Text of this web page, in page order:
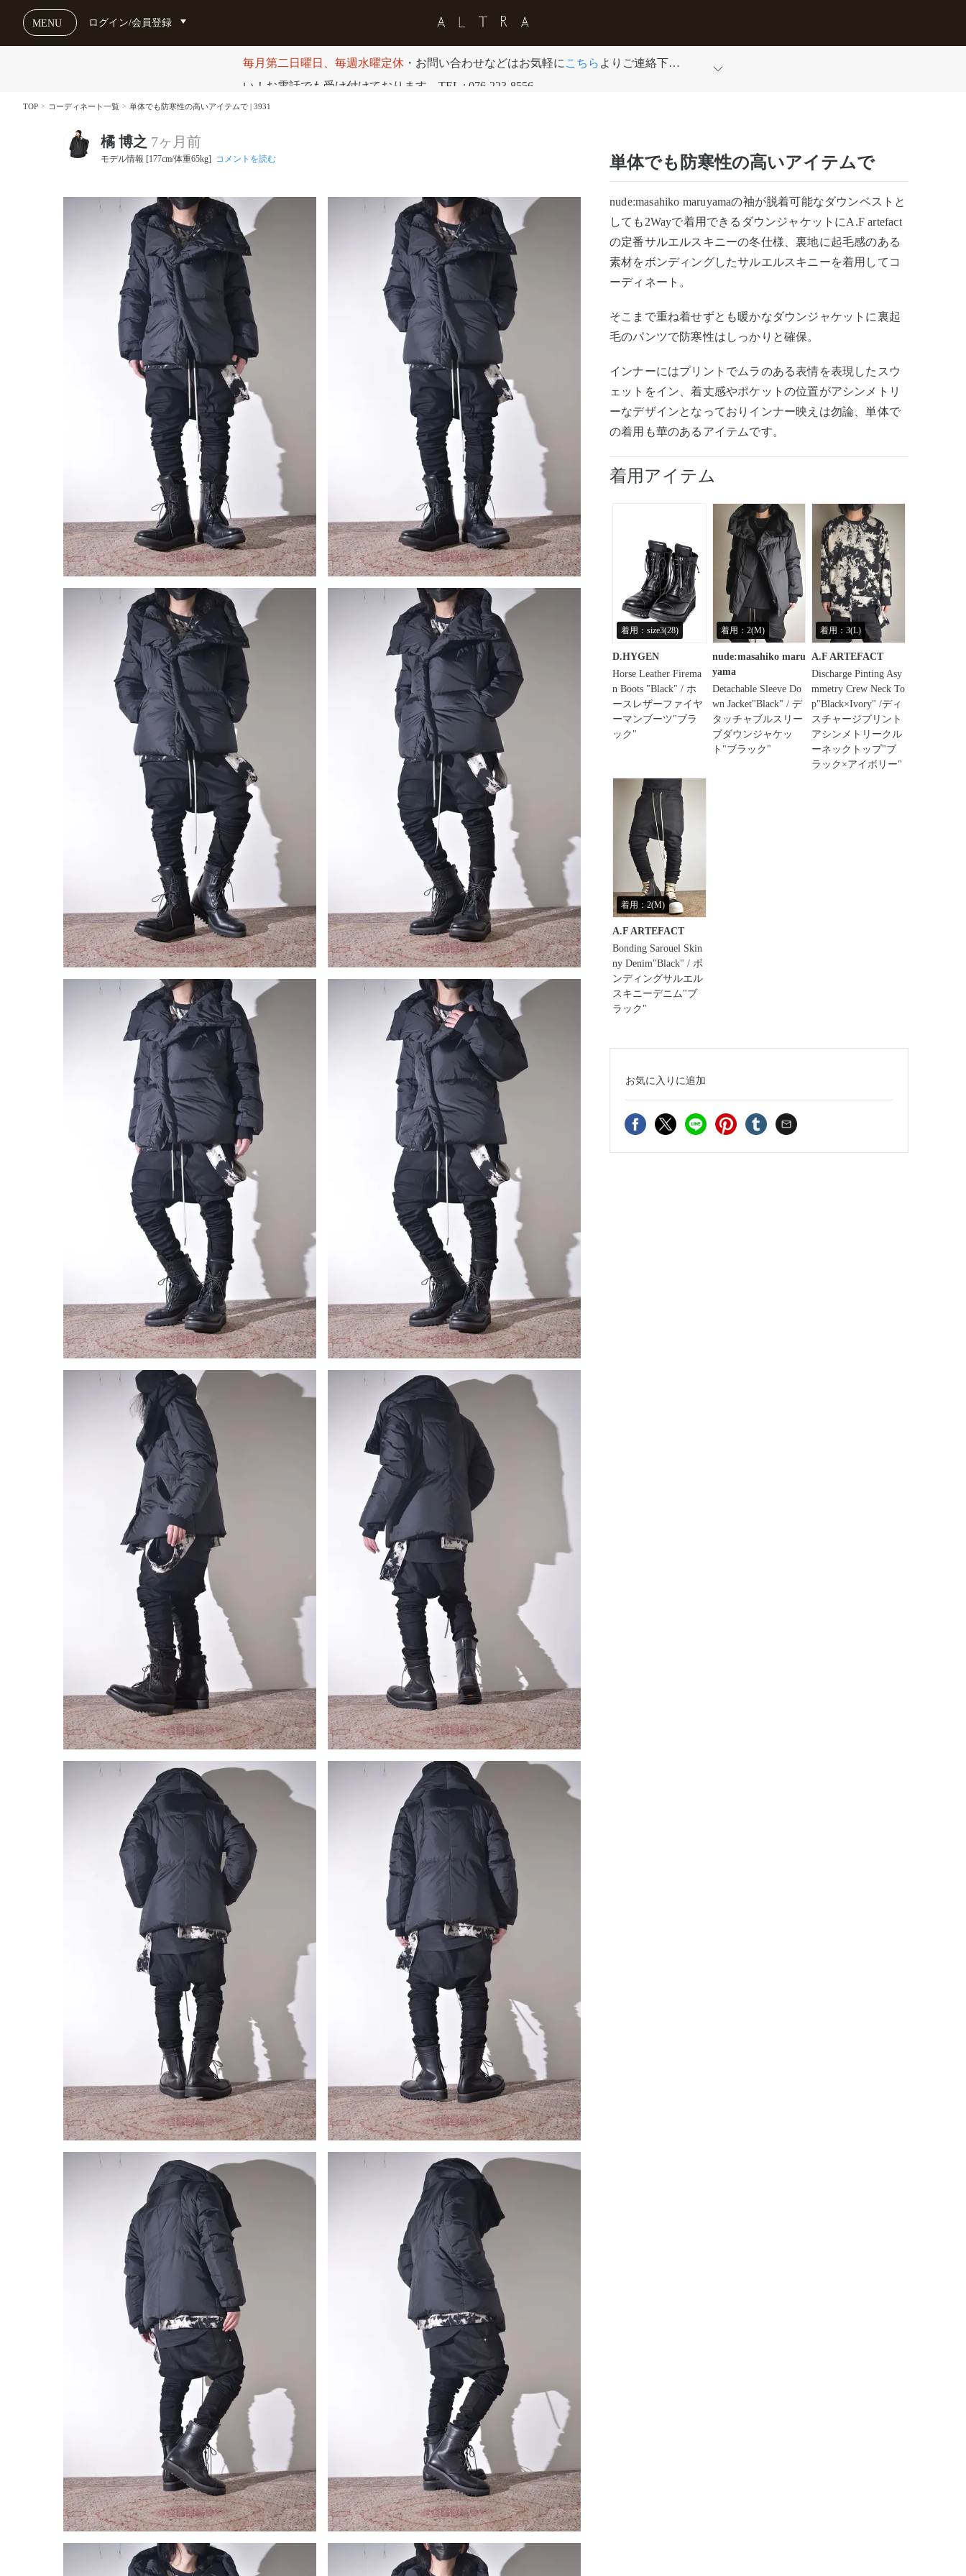
MENU ログイン/会員登録
毎月第二日曜日、毎週水曜定休 ・お問い合わせなどはお気軽に こちら よりご連絡下さ
い！お電話でも受け付けております。TEL : 076-223-8556
TOP コーディネート一覧 単体でも防寒性の高いアイテムで | 3931
橘 博之 7ヶ月前
モデル情報 [177cm/体重65kg] コメントを読む 単体でも防寒性の高いアイテムで
nude:masahiko maruyamaの袖が脱着可能なダウンベストと
しても2Wayで着用できるダウンジャケットにA.F artefact
の定番サルエルスキニーの冬仕様、裏地に起毛感のある
素材をボンディングしたサルエルスキニーを着用してコ
ーディネート。
そこまで重ね着せずとも暖かなダウンジャケットに裏起
毛のパンツで防寒性はしっかりと確保。
インナーにはプリントでムラのある表情を表現したスウ
ェットをイン、着丈感やポケットの位置がアシンメトリ
ーなデザインとなっておりインナー映えは勿論、単体で
の着用も華のあるアイテムです。
着用アイテム
着用：size3(28)
D.HYGEN
Horse Leather Firema
n Boots "Black" / ホ
ースレザーファイヤ
ーマンブーツ"ブラ
ック"
着用：2(M)
nude:masahiko maru
yama
Detachable Sleeve Do
wn Jacket"Black" / デ
タッチャブルスリー
ブダウンジャケッ
ト"ブラック"
着用：3(L)
A.F ARTEFACT
Discharge Pinting Asy
mmetry Crew Neck To
p"Black×Ivory" /ディ
スチャージプリント
アシンメトリークル
ーネックトップ"ブ
ラック×アイボリー"
着用：2(M)
A.F ARTEFACT
Bonding Sarouel Skin
ny Denim"Black" / ボ
ンディングサルエル
スキニーデニム"ブ
ラック"
お気に入り に追加